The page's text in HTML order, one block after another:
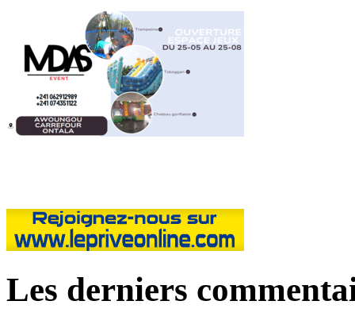
Les derniers